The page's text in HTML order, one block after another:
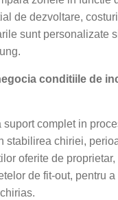
de dezvoltare,
sunt personalizate
conditiile de
suport complet in
stabilirea chiriei,
oferite de
de fit-out, pentru